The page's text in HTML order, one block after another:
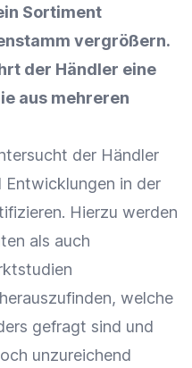
Sortiment
vergrößern.
der Händler eine
aus mehreren
der Händler
Entwicklungen in der
Hierzu werden
als auch
welche
gefragt sind und
unzureichend